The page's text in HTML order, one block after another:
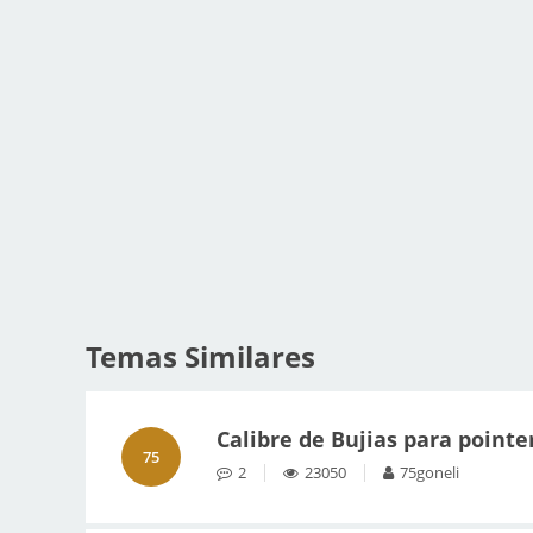
Temas Similares
75
Calibre de Bujias para
2 23050 75goneli